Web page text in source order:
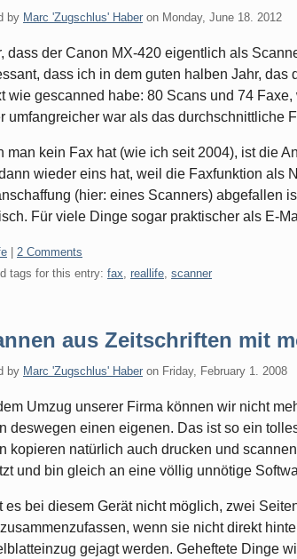
by Marc 'Zugschlus' Haber on Monday, June 18. 2012
dass der Canon MX-420 eigentlich als
dass ich in dem guten halben Jahr, das
wie gescanned habe: 80 Scans und 74
umfangreicher war als das durchschnittliche
man kein Fax hat (wie ich seit 2004), ist die
wieder eins hat, weil die Faxfunktion als
(hier: eines Scanners) abgefallen
Für viele Dinge sogar praktischer als E-
2 Comments
tags for this entry: fax, reallife, scanner
aus Zeitschriften mit
by Marc 'Zugschlus' Haber on Friday, February 1. 2008
Umzug unserer Firma können wir nicht
deswegen einen eigenen. Das ist so ein
kopieren natürlich auch drucken und
und bin gleich an eine völlig unnötige
es bei diesem Gerät nicht möglich, zwei
wenn sie nicht direkt
gejagt werden. Geheftete Dinge